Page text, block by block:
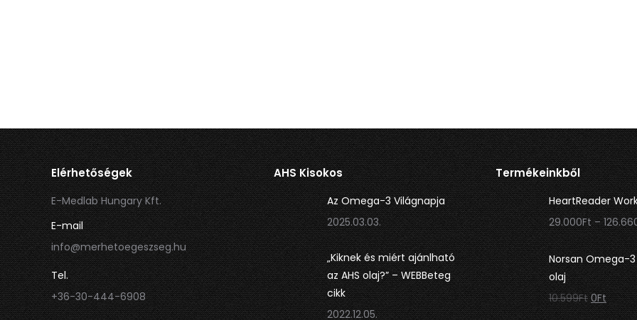
Elérhetőségek
E-Medlab Hungary Kft.
E-mail
info@merhetoegeszseg.hu
Tel.
+36-30-444-6908
AHS Kisokos
Az Omega-3 Világnapja
2025.03.03.
„Kiknek és miért ajánlható
az AHS olaj?” – WEBBeteg
cikk
2022.12.05.
Termékeinkből
HeartReader
29.000Ft –
Norsan Omega-
olaj
10.599FtOriginal
price
0Ft
price